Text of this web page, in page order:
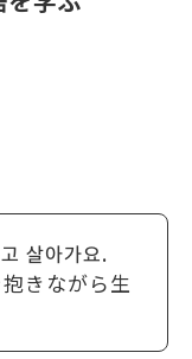
살아가요.
きながら生